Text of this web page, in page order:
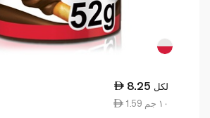
8.25 لكل
1.59 ١٠ جم